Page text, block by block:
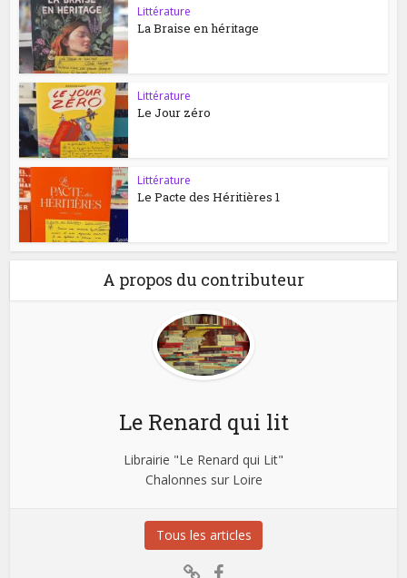
Littérature
La Braise en héritage
Littérature
Le Jour zéro
Littérature
Le Pacte des Héritières 1
A propos du contributeur
Le Renard qui lit
Librairie "Le Renard qui Lit"
Chalonnes sur Loire
Tous les articles